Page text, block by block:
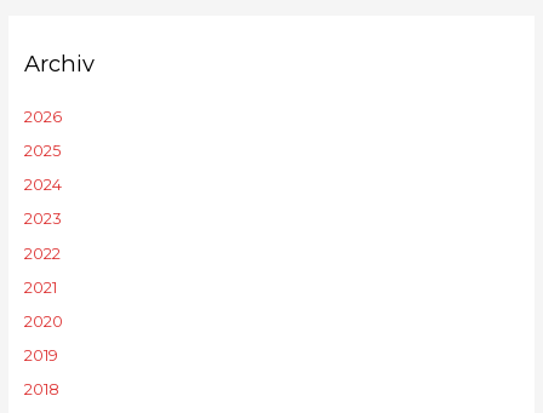
Archiv
2026
2025
2024
2023
2022
2021
2020
2019
2018